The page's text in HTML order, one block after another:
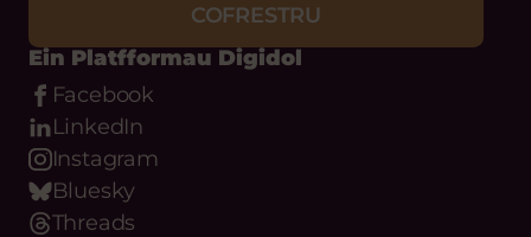
COFRESTRU
Ein Platfformau Digidol
Facebook
LinkedIn
Instagram
Bluesky
Threads